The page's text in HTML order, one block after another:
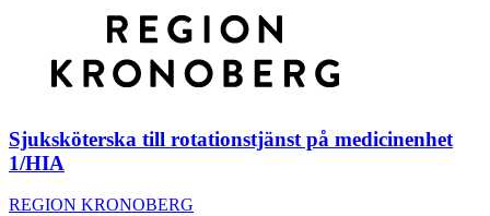
Sjuksköterska till rotationstjänst på medicinenhet
1/HIA
REGION KRONOBERG